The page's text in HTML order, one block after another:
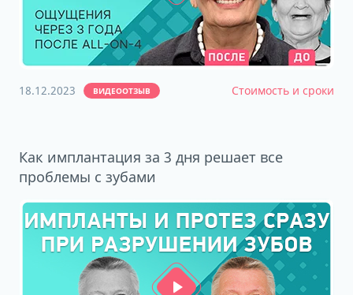
18.12.2023 ВИДЕООТЗЫВ Стоимость и сроки
Как имплантация за 3 дня решает все
проблемы с зубами